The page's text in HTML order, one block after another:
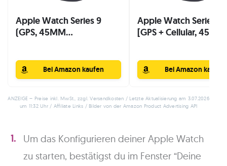
Apple Watch Series 9
(GPS, 45MM...
Bei Amazon kaufen
Apple Watch Series 9
[GPS + Cellular,
Bei Amazon kaufen
ANZEIGE – Preise inkl. MwSt., zzgl. Versandkosten / Letzte Aktualisierung am 3.07.2026
um 11:32 Uhr / Affiliate Links / Bilder von der Amazon Product Advertising API
Um das Konfigurieren deiner Apple Watch
zu starten, bestätigst du im Fenster “Deine